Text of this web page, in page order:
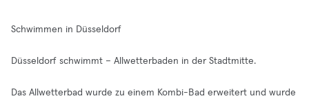
Schwimmen in Düsseldorf
Düsseldorf schwimmt – Allwetterbaden in der Stadtmitte.
Das Allwetterbad wurde zu einem Kombi-Bad erweitert und wurde